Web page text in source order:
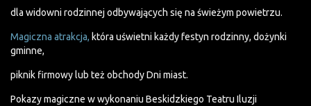
dla widowni rodzinnej odbywających się na świeżym powietrzu.
Magiczna atrakcja, która uświetni każdy festyn rodzinny, dożynki
gminne,
piknik firmowy lub też obchody Dni miast.
Pokazy magiczne w wykonaniu Beskidzkiego Teatru Iluzji